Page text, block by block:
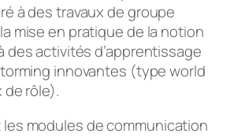
à des travaux de groupe
mise en pratique de la notion
des activités d’apprentissage
innovantes (type world
de rôle).
modules de communication